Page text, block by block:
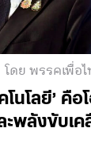
โดย พรรคเพื่อ
นโลยี’ คือ
พลังขับเค